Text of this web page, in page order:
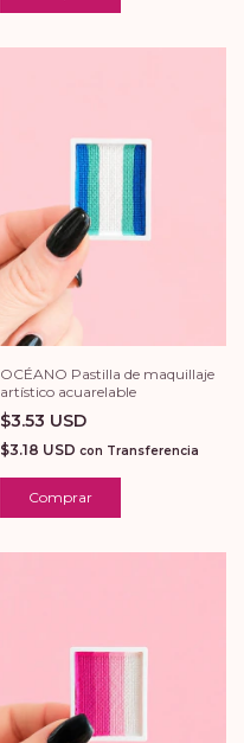
OCÉANO Pastilla de maquillaje
artístico acuarelable
$3.53 USD
$3.18 USD con Transferencia